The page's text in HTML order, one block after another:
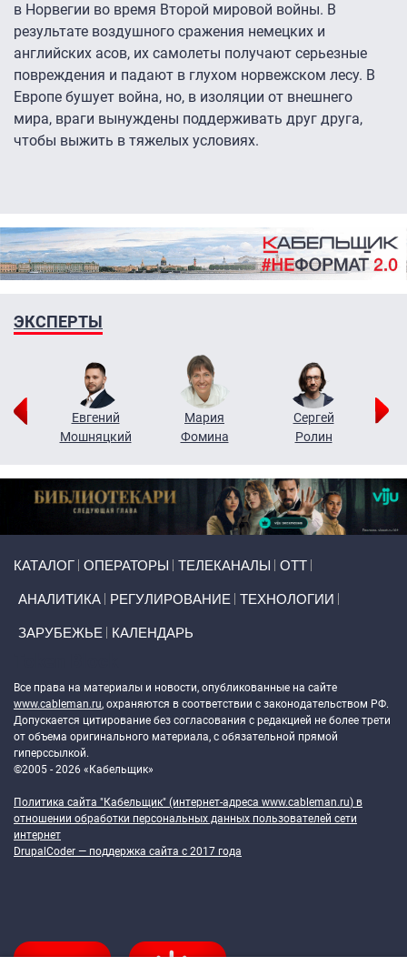
в Норвегии во время Второй мировой войны. В
результате воздушного сражения немецких и
английских асов, их самолеты получают серьезные
повреждения и падают в глухом норвежском лесу. В
Европе бушует война, но, в изоляции от внешнего
мира, враги вынуждены поддерживать друг друга,
чтобы выжить в тяжелых условиях.
ЭКСПЕРТЫ
Евгений
Мошняцкий
Мария
Фомина
Сергей
Ролин
КАТАЛОГ ОПЕРАТОРЫ ТЕЛЕКАНАЛЫ ОТТ
АНАЛИТИКА РЕГУЛИРОВАНИЕ ТЕХНОЛОГИИ
ЗАРУБЕЖЬЕ КАЛЕНДАРЬ
Все права на материалы и новости, опубликованные на сайте
www.cableman.ru, охраняются в соответствии с законодательством РФ.
Допускается цитирование без согласования с редакцией не более трети
от объема оригинального материала, с обязательной прямой
гиперссылкой.
©2005 - 2026 «Кабельщик»
Политика сайта "Кабельщик" (интернет-адреса www.cableman.ru) в
отношении обработки персональных данных пользователей сети
интернет
DrupalCoder — поддержка сайта c 2017 года